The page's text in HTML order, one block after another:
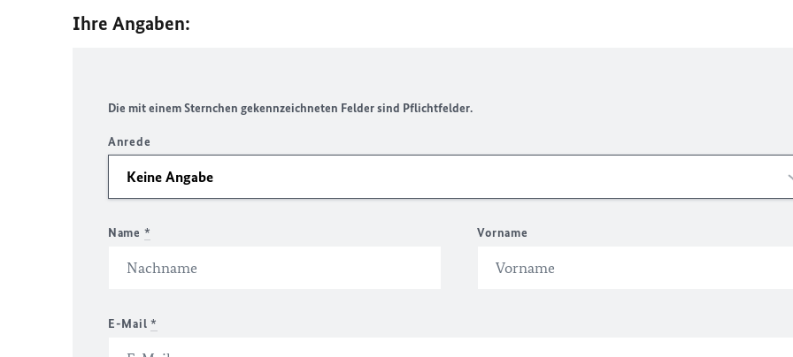
Ihre Angaben:
Die mit einem Sternchen gekennzeichneten Felder sind Pflichtfelder.
Anrede
Name * Vorname
E-Mail *